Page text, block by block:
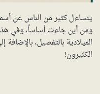
يتساءل كثير من الناس عن
ومن أين جاءت أساساً، وفي
الميلادية بالتفصيل،
الكثيرون!